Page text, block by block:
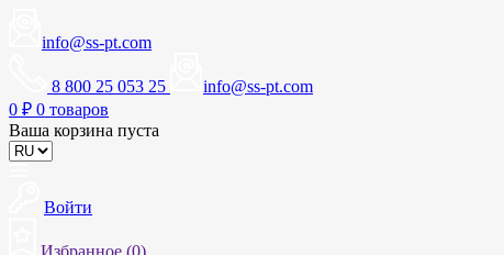
info@ss-pt.com
8 800 25 053 25
info@ss-pt.com
0 ₽ 0 товаров
Ваша корзина пуста
Войти
Избранное (0)